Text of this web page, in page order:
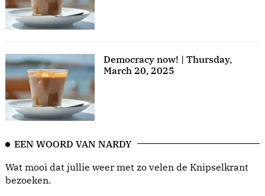
Democracy now! | Thursday,
March 20, 2025
EEN WOORD VAN NARDY
Wat mooi dat jullie weer met zo velen de Knipselkrant
bezoeken.